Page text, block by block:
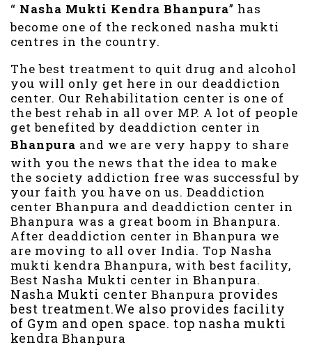
“ Nasha Mukti Kendra Bhanpura” has
become one of the reckoned nasha mukti
centres in the country.
The best treatment to quit drug and alcohol
you will only get here in our deaddiction
center. Our Rehabilitation center is one of
the best rehab in all over MP. A lot of people
get benefited by deaddiction center in
Bhanpura and we are very happy to share
with you the news that the idea to make
the society addiction free was successful by
your faith you have on us. Deaddiction
center Bhanpura and deaddiction center in
Bhanpura was a great boom in Bhanpura.
After deaddiction center in Bhanpura we
are moving to all over India. Top Nasha
mukti kendra Bhanpura, with best facility,
Best Nasha Mukti center in Bhanpura.
Nasha Mukti center Bhanpura provides
best treatment.We also provides facility
of Gym and open space. top nasha mukti
kendra Bhanpura